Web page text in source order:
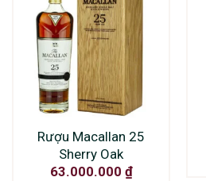
Rượu Macallan 25
Sherry Oak
63.000.000 ₫